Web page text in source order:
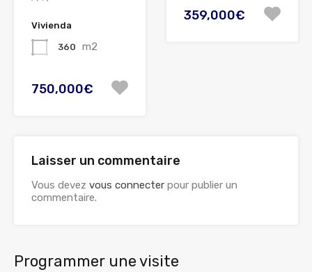
Vivienda
360 m2
750,000€
359,000€
Laisser un commentaire
Vous devez vous connecter pour publier un
commentaire.
Programmer une visite